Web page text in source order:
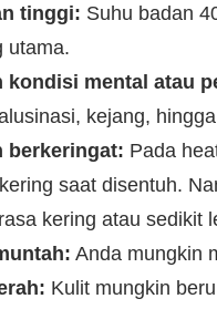
tinggi: Suhu badan
utama.
kondisi mental atau
kejang,
berkeringat: Pada
saat disentuh.
kering atau sedikit
Anda mungkin
Kulit mungkin